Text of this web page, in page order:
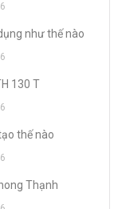
như thế nào
130 T
thế nào
Thạnh